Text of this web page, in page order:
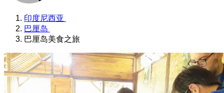
印度尼西亚
巴厘岛
巴厘岛美食之旅